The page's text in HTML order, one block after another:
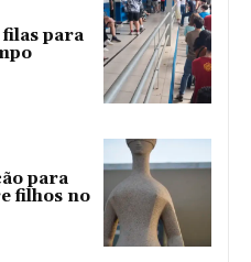
para
para
filhos no